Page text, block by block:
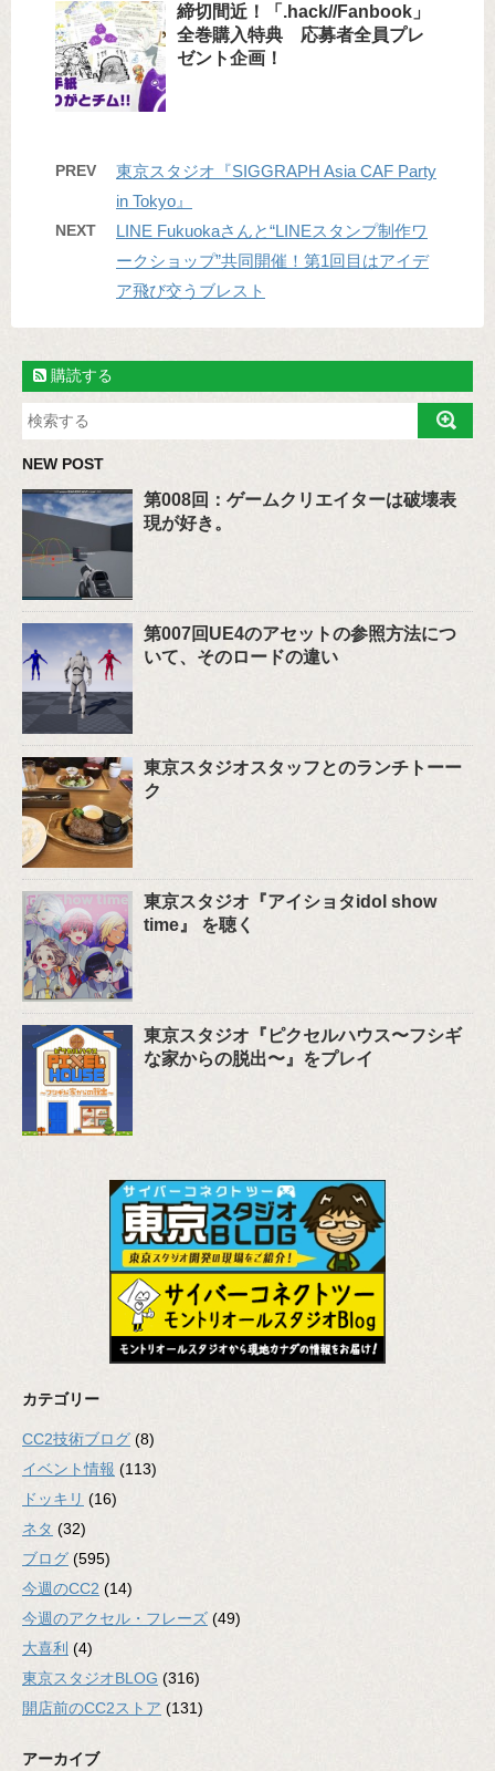
締切間近！「.hack//Fanbook」
全巻購入特典 応募者全員プレ
ゼント企画！
PREV
東京スタジオ『SIGGRAPH Asia CAF Party
in Tokyo』
NEXT
LINE Fukuokaさんと“LINEスタンプ制作ワ
ークショップ”共同開催！第1回目はアイデ
ア飛び交うブレスト
購読する
NEW POST
第008回：ゲームクリエイターは破壊表
現が好き。
第007回UE4のアセットの参照方法につ
いて、そのロードの違い
東京スタジオスタッフとのランチトーー
ク
東京スタジオ『アイショタidol show
time』 を聴く
東京スタジオ『ピクセルハウス〜フシギ
な家からの脱出〜』をプレイ
カテゴリー
CC2技術ブログ (8)
イベント情報 (113)
ドッキリ (16)
ネタ (32)
ブログ (595)
今週のCC2 (14)
今週のアクセル・フレーズ (49)
大喜利 (4)
東京スタジオBLOG (316)
開店前のCC2ストア (131)
アーカイブ